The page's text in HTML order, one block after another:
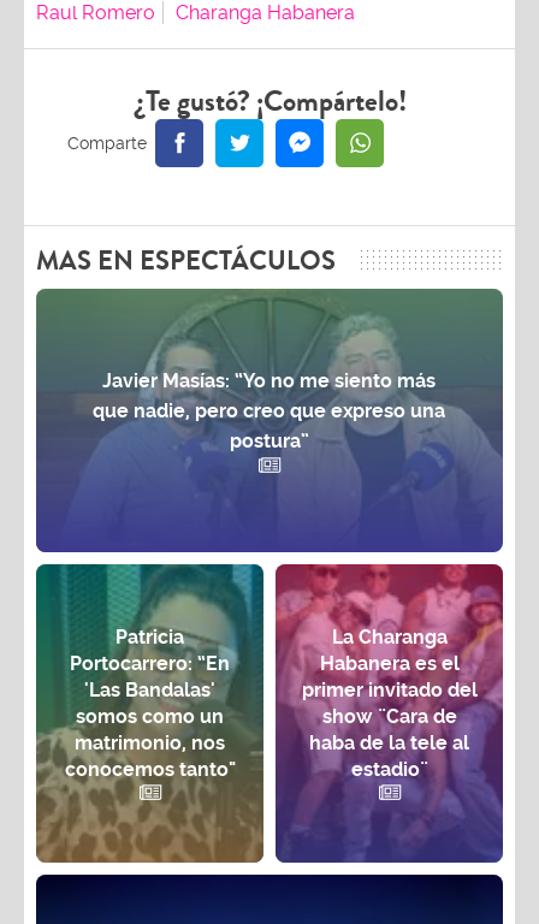
MAS EN ESPECTÁCULOS
Javier Masías: “Yo no me siento más
que nadie, pero creo que expreso una
postura”
Patricia
Portocarrero: “En
'Las Bandalas'
somos como un
matrimonio, nos
conocemos tanto"
La Charanga
Habanera es el
primer invitado del
show ¨Cara de
haba de la tele al
estadio¨